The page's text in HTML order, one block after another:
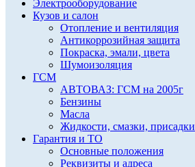
Электрооборудование
Кузов и салон
Отопление и вентиляция
Антикоррозийная защита
Покраска, эмали, цвета
Шумоизоляция
ГСМ
АВТОВАЗ: ГСМ на 2005г
Бензины
Масла
Жидкости, смазки, присадки
Гарантия и ТО
Основные положения
Реквизиты и адреса